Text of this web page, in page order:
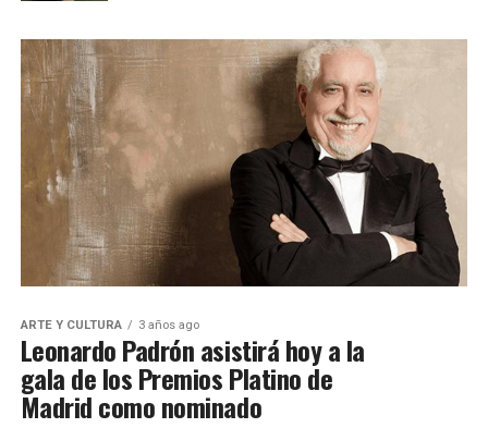
ARTE Y CULTURA 3 años ago
Leonardo Padrón asistirá hoy a la
gala de los Premios Platino de
Madrid como nominado